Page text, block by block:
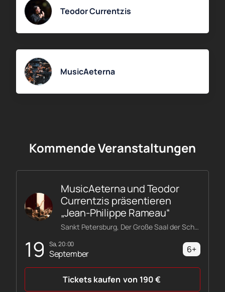
Teodor Currentzis
MusicAeterna
Kommende Veranstaltungen
19 Sa, 20:00
September
MusicAeterna und Teodor
Currentzis präsentieren
„Jean-Philippe Rameau“
Sankt Petersburg, Der Große Saal der Schostakowitsch-Philharmonie
6+
Tickets kaufen von 190€